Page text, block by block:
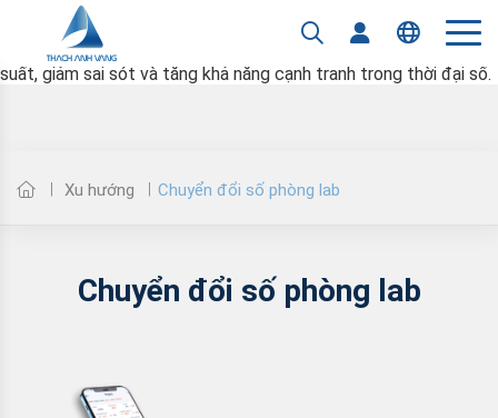
Từ quản lý dữ liệu, kết nối thiết bị đến tự động hóa quy trình,
chuyển đổi số đang thay đổi cách các phòng lab dệt may vận
hành. Tìm hiểu các xu hướng và giải pháp giúp nâng cao năng
suất, giảm sai sót và tăng khả năng cạnh tranh trong thời đại số.
Tiếng Việt
Xu hướng Chuyển đổi số phòng lab
Chuyển đổi số phòng lab